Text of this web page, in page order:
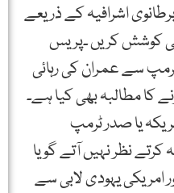
اشرافیہ کے ذریعے
کوشش کریں ۔پریس
سے عمران کی رہائی
کا مطالبہ بھی کیا ہے۔
یا صدر ٹرمپ
نظر نہیں آتے گویا
امریکی یہودی لابی سے